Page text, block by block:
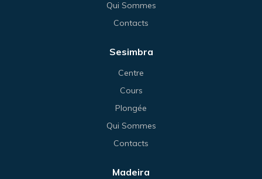
Qui Sommes
Contacts
Sesimbra
Centre
Cours
Plongée
Qui Sommes
Contacts
Madeira